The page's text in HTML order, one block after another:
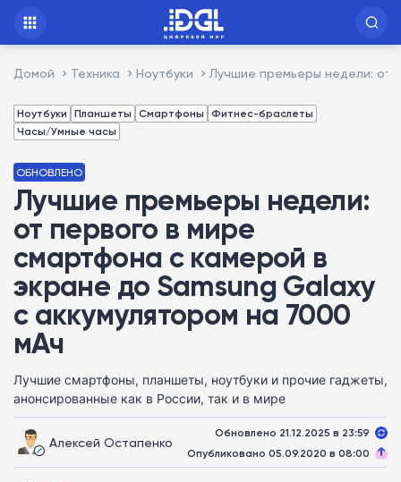
Домой Техника Ноутбуки Лучшие премьеры недели: от
Ноутбуки Планшеты Смартфоны Фитнес-браслеты
Часы/Умные часы
ОБНОВЛЕНО
Лучшие премьеры недели:
от первого в мире
смартфона с камерой в
экране до Samsung Galaxy
с аккумулятором на 7000
мАч
Лучшие смартфоны, планшеты, ноутбуки и прочие гаджеты,
анонсированные как в России, так и в мире
Алексей Остапенко
Обновлено 21.12.2025 в 23:59
Опубликовано 05.09.2020 в 08:00